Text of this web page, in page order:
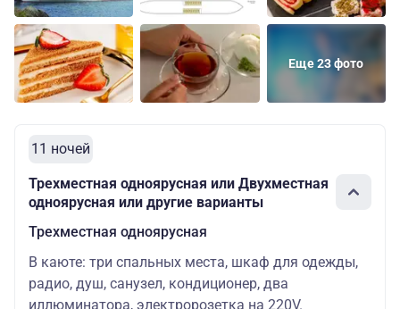
Еще 23 фото
11 ночей
Трехместная одноярусная или Двухместная
одноярусная или другие варианты
Трехместная одноярусная
В каюте: три спальных места, шкаф для одежды,
радио, душ, санузел, кондиционер, два
иллюминатора, электророзетка на 220V.